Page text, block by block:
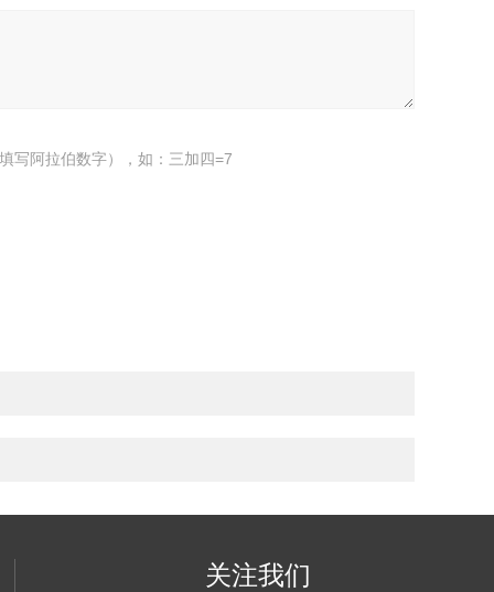
写阿拉伯数字），如：三加四=7
关注我们